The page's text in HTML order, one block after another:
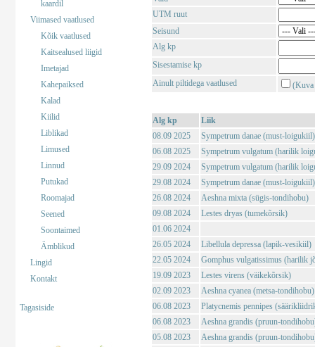
kaardil
Viimased vaatlused
Kõik vaatlused
Kaitsealused liigid
Imetajad
Kahepaiksed
Kalad
Kiilid
Liblikad
Limused
Linnud
Putukad
Roomajad
Seened
Soontaimed
Ämblikud
Lingid
Kontakt
Tagasiside
UTM ruut
Seisund
Alg kp
Sisestamise kp
Ainult piltidega vaatlused
(Kuva
Alg kp
Liik
08.09 2025
Sympetrum danae (must-loigukiil)
06.08 2025
Sympetrum vulgatum (harilik
29.09 2024
Sympetrum vulgatum (harilik
29.08 2024
Sympetrum danae (must-loigukiil)
26.08 2024
Aeshna mixta (sügis-tondihobu)
09.08 2024
Lestes dryas (tumekõrsik)
01.06 2024
26.05 2024
Libellula depressa (lapik-vesikiil)
22.05 2024
Gomphus vulgatissimus (harilik
19.09 2023
Lestes virens (väikekõrsik)
02.09 2023
Aeshna cyanea (metsa-tondihobu)
06.08 2023
Platycnemis pennipes
06.08 2023
Aeshna grandis (pruun-
05.08 2023
Aeshna grandis (pruun-